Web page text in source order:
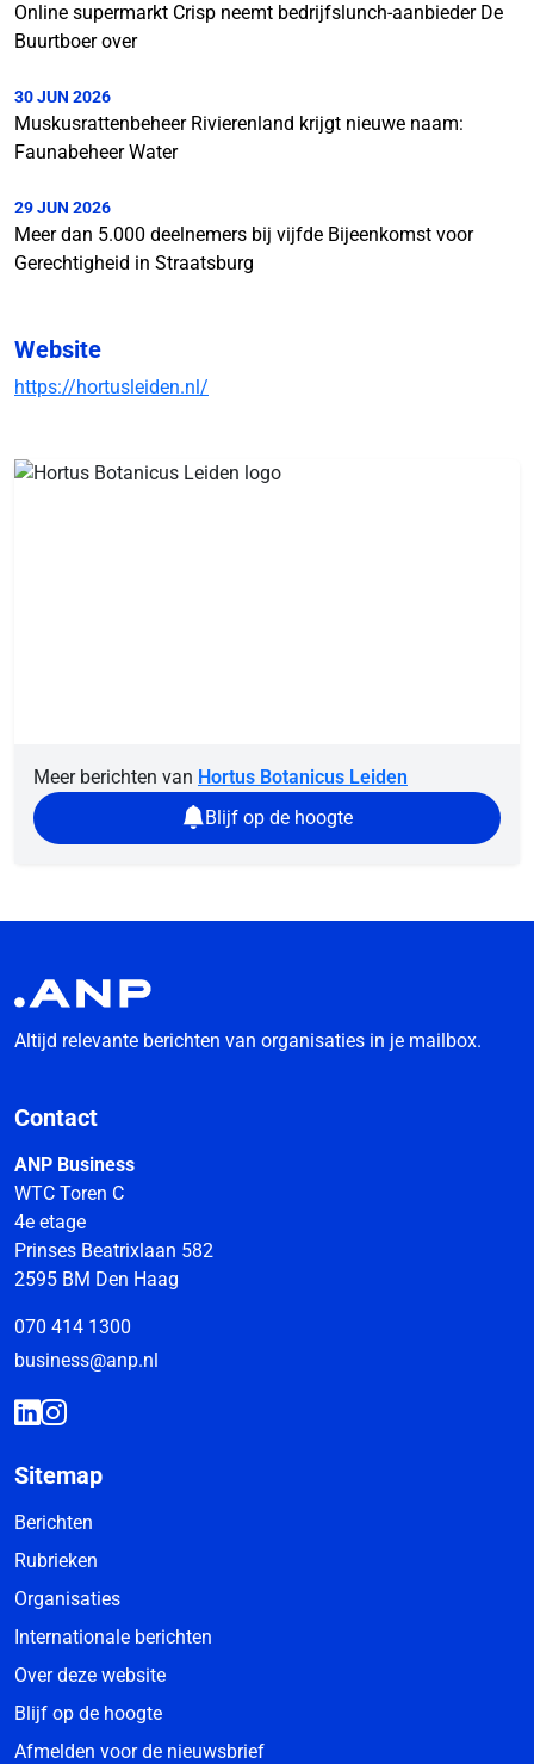
Online supermarkt Crisp neemt bedrijfslunch-aanbieder De
Buurtboer over
30 JUN 2026
Muskusrattenbeheer Rivierenland krijgt nieuwe naam:
Faunabeheer Water
29 JUN 2026
Meer dan 5.000 deelnemers bij vijfde Bijeenkomst voor
Gerechtigheid in Straatsburg
Website
https://hortusleiden.nl/
Meer berichten van Hortus Botanicus Leiden
Blijf op de hoogte
Altijd relevante berichten van organisaties in je mailbox.
Contact
ANP Business
WTC Toren C
4e etage
Prinses Beatrixlaan 582
2595 BM Den Haag
070 414 1300
business@anp.nl
Sitemap
Berichten
Rubrieken
Organisaties
Internationale berichten
Over deze website
Blijf op de hoogte
Afmelden voor de nieuwsbrief